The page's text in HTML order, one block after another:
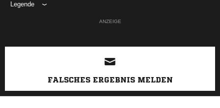
Legende
ANZEIGE
FALSCHES ERGEBNIS MELDEN